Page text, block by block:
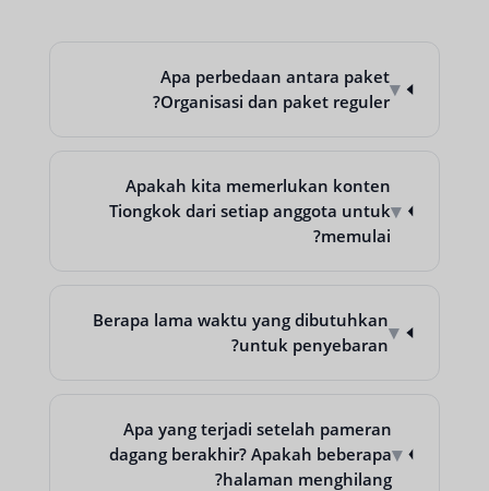
▾
Apa perbedaan antara paket
Organisasi dan paket reguler?
▾
Apakah kita memerlukan konten
Tiongkok dari setiap anggota untuk
memulai?
▾
Berapa lama waktu yang dibutuhkan
untuk penyebaran?
▾
Apa yang terjadi setelah pameran
dagang berakhir? Apakah beberapa
halaman menghilang?